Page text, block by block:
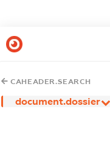
CAHEADER.SEARCH
document.dossier